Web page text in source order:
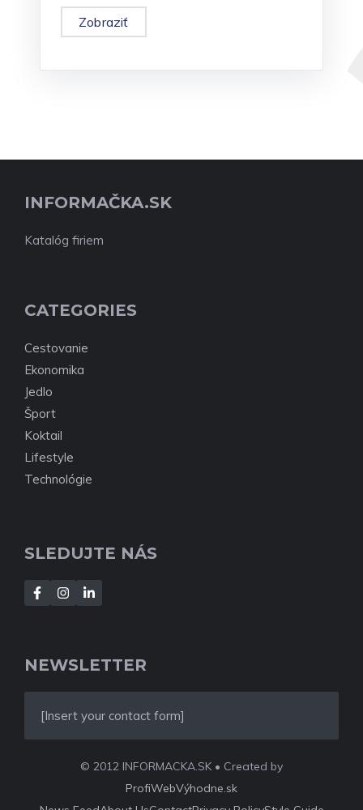
Zobraziť
INFORMAČKA.SK
Katalóg firiem
CATEGORIES
Cestovanie
Ekonomika
Jedlo
Šport
Koktail
Lifestyle
Technológie
SLEDUJTE NÁS
NEWSLETTER
[Insert your contact form]
© 2012 INFORMACKA.SK • Created by
ProfiWebVýhodne.sk